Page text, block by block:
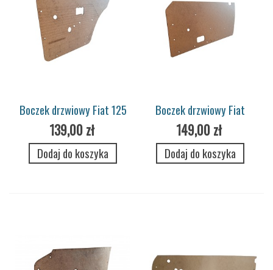
Boczek drzwiowy Fiat 125
tył
139,00 zł
Dodaj do koszyka
Boczek drzwiowy Fiat
X1/9
149,00 zł
Dodaj do koszyka